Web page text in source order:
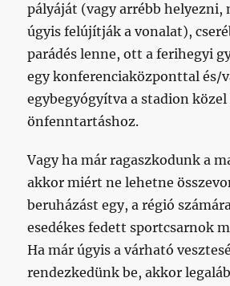
pályáját (vagy arrébb helyezni,
úgyis felújítják a vonalat),
parádés lenne, ott a ferihegyi
egy konferenciaközponttal és/
egybegyógyítva a stadion
önfenntartáshoz.
Vagy ha már ragaszkodunk a
akkor miért ne lehetne
beruházást egy, a régió
esedékes fedett sportcsarnok
Ha már úgyis a várható
rendezkedünk be, akkor